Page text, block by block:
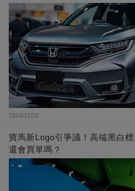
2024/11/18
寶馬新Logo引爭議！高端黑白
還會買單嗎？